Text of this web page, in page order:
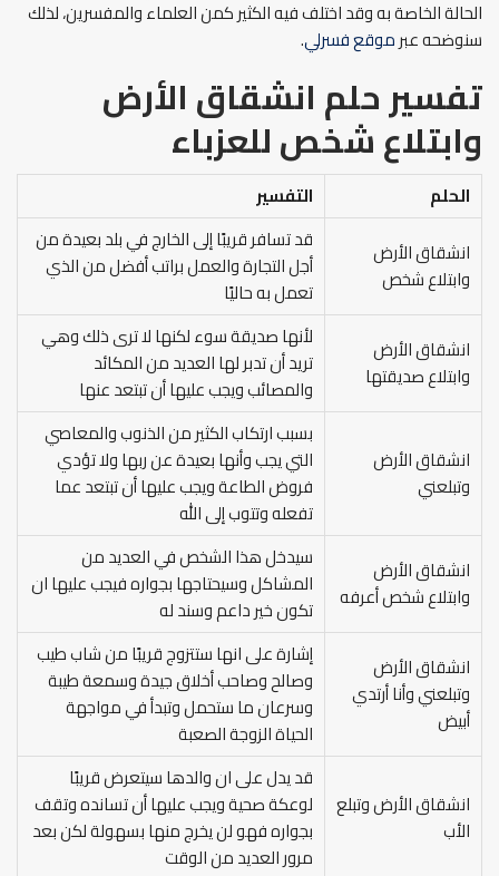
الحالة الخاصة به وقد اختلف فيه الكثير كمن العلماء والمفسرين، لذلك
سنوضحه عبرموقع فسرلي.
تفسير حلم انشقاق الأرض
وابتلاع شخص للعزباء
الحلم
التفسير
انشقاق الأرض
وابتلاع شخص
قد تسافر قريبًا إلى الخارج في بلد بعيدة من
أجل التجارة والعمل براتب أفضل من الذي
تعمل به حاليًا
انشقاق الأرض
وابتلاع صديقتها
لأنها صديقة سوء لكنها لا ترى ذلك وهي
تريد أن تدبر لها العديد من المكائد
والمصائب ويجب عليها أن تبتعد عنها
انشقاق الأرض
وتبلعني
بسبب ارتكاب الكثير من الذنوب والمعاصي
التي يجب وأنها بعيدة عن ربها ولا تؤدي
فروض الطاعة ويجب عليها أن تبتعد عما
تفعله وتتوب إلى الله
انشقاق الأرض
وابتلاع شخص أعرفه
سيدخل هذا الشخص في العديد من
المشاكل وسيحتاجها بجواره فيجب عليها ان
تكون خير داعم وسند له
انشقاق الأرض
وتبلعني وأنا أرتدي
أبيض
إشارة على انها ستتزوج قريبًا من شاب طيب
وصالح وصاحب أخلاق جيدة وسمعة طيبة
وسرعان ما ستحمل وتبدأ في مواجهة
الحياة الزوجة الصعبة
انشقاق الأرض وتبلع
الأب
قد يدل على ان والدها سيتعرض قريبًا
لوعكة صحية ويجب عليها أن تسانده وتقف
بجواره فهو لن يخرج منها بسهولة لكن بعد
مرور العديد من الوقت